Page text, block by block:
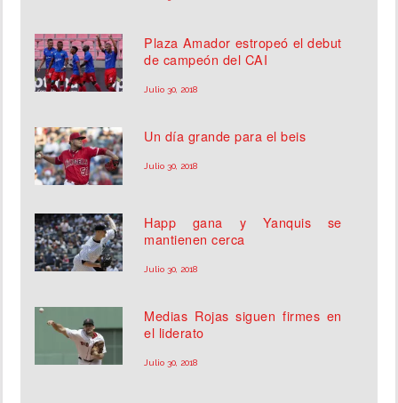
Plaza Amador estropeó el debut
de campeón del CAI
Julio 30, 2018
Un día grande para el beis
Julio 30, 2018
Happ gana y Yanquis se
mantienen cerca
Julio 30, 2018
Medias Rojas siguen firmes en
el liderato
Julio 30, 2018